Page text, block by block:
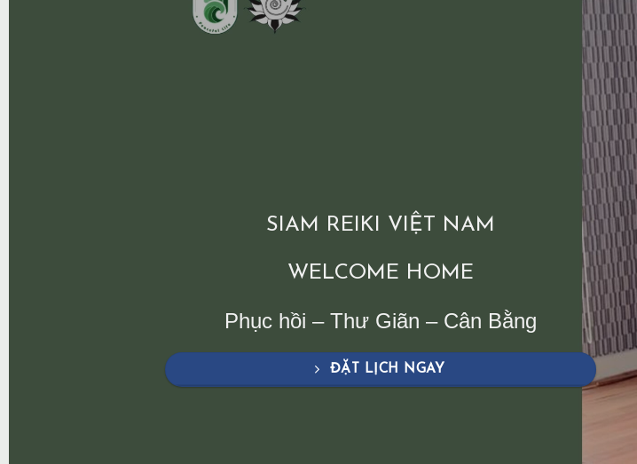
SIAM REIKI VIỆT NAM
WELCOME HOME
Phục hồi – Thư Giãn – Cân Bằng
ĐẶT LỊCH NGAY